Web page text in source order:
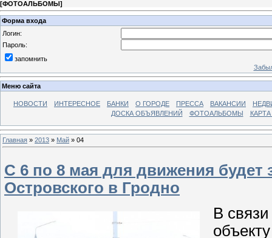
[ФОТОАЛЬБОМЫ]
Форма входа
Логин:
Пароль:
запомнить
Меню сайта
НОВОСТИ ИНТЕРЕСНОЕ БАНКИ О ГОРОДЕ ПРЕССА ВАКАНСИИ
ДОСКА ОБЪЯВЛЕНИЙ
ФОТОАЛЬБОМЫ
Главная » 2013 » Май » 04
C 6 по 8 мая для движения будет
Островского в Гродно
В